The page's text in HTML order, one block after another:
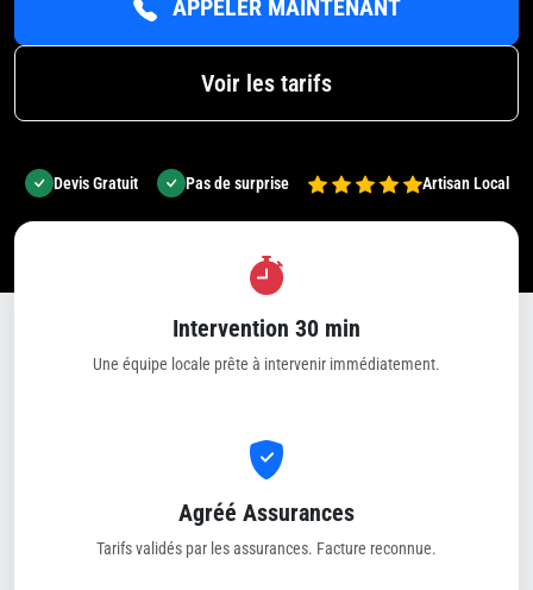
APPELER MAINTENANT
Voir les tarifs
Devis Gratuit Pas de surprise Artisan Local
Intervention 30 min
Une équipe locale prête à intervenir immédiatement.
Agréé Assurances
Tarifs validés par les assurances. Facture reconnue.